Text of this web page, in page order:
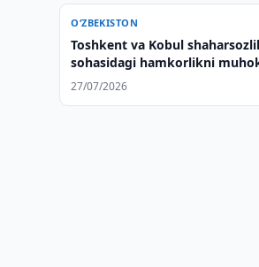
O‘ZBEKISTON
Toshkent va Kobul
sohasidagi hamkorlikni
qilishdi
27/07/2026